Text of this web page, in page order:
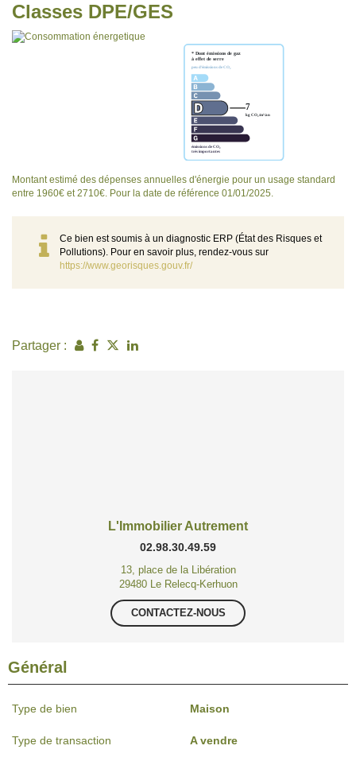
Classes DPE/GES
Montant estimé des dépenses annuelles d'énergie pour un usage standard
entre 1960€ et 2710€. Pour la date de référence 01/01/2025.
Ce bien est soumis à un diagnostic ERP (État des Risques et
Pollutions). Pour en savoir plus, rendez-vous sur
https://www.georisques.gouv.fr/
Partager :
L'Immobilier Autrement
02.98.30.49.59
13, place de la Libération
29480 Le Relecq-Kerhuon
CONTACTEZ-NOUS
Général
Type de bien Maison
Type de transaction A vendre